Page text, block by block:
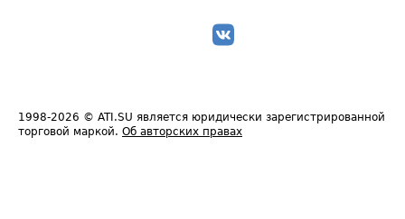
1998-2026 © ATI.SU является юридически зарегистрированной
торговой маркой. Об авторских правах